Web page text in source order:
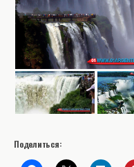
Поделиться: